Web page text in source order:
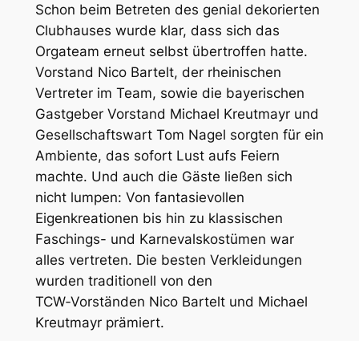
Schon beim Betreten des genial dekorierten
Clubhauses wurde klar, dass sich das
Orgateam erneut selbst übertroffen hatte.
Vorstand Nico Bartelt, der rheinischen
Vertreter im Team, sowie die bayerischen
Gastgeber Vorstand Michael Kreutmayr und
Gesellschaftswart Tom Nagel sorgten für ein
Ambiente, das sofort Lust aufs Feiern
machte. Und auch die Gäste ließen sich
nicht lumpen: Von fantasievollen
Eigenkreationen bis hin zu klassischen
Faschings- und Karnevalskostümen war
alles vertreten. Die besten Verkleidungen
wurden traditionell von den
TCW‑Vorständen Nico Bartelt und Michael
Kreutmayr prämiert.